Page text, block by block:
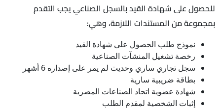
للحصول على شهادة القيد بالسجل الصناعي يجب التقدم
بمجموعة من المستندات اللازمة، وهي:
نموذج طلب الحصول على شهادة القيد
رخصة تشغيل المنشآت الصناعية
سجل تجاري ساري وحديث لم يمر على إصداره 6 أشهر
بطاقة ضريبية سارية
شهادة عضوية اتحاد الصناعات المصرية
إثبات الشخصية لمقدم الطلب